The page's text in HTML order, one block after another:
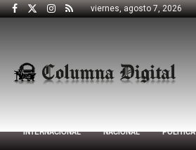
viernes, agosto 7, 2026
INTERNACIONAL NACIONAL POLÍTICA